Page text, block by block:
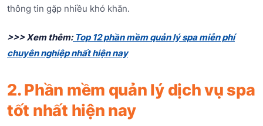
thông tin gặp nhiều khó khăn.
>>> Xem thêm:Top 12 phần mềm quản lý spa miễn phí
chuyên nghiệp nhất hiện nay
2. Phần mềm quản lý dịch vụ spa
tốt nhất hiện nay